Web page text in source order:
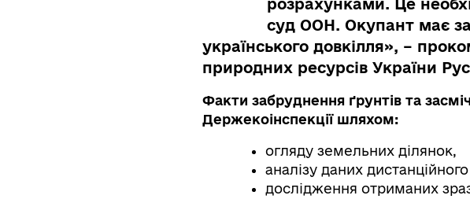
розрахунками. Це
суд ООН. Окупант має
українського довкілля», –
природних ресурсів України
Факти забруднення ґрунтів та
Держекоінспекції шляхом:
огляду земельних ділянок,
аналізу даних
дослідження отриманих